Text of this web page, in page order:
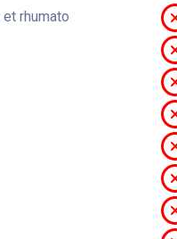
rhumato